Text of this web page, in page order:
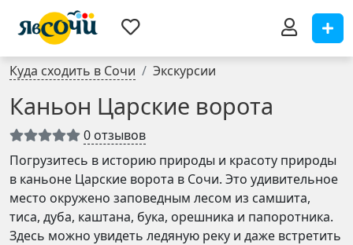
Куда сходить в Сочи Экскурсии
Каньон Царские ворота
0 отзывов
Погрузитесь в историю природы и красоту природы
в каньоне Царские ворота в Сочи. Это удивительное
место окружено заповедным лесом из самшита,
тиса, дуба, каштана, бука, орешника и папоротника.
Здесь можно увидеть ледяную реку и даже встретить